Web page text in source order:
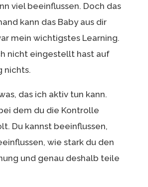
viel beeinflussen. Doch das
kann das Baby aus dir
mein wichtigstes Learning.
nicht eingestellt hast auf
nichts.
das ich aktiv tun kann.
dem du die Kontrolle
Du kannst beeinflussen,
wie stark du den
und genau deshalb teile